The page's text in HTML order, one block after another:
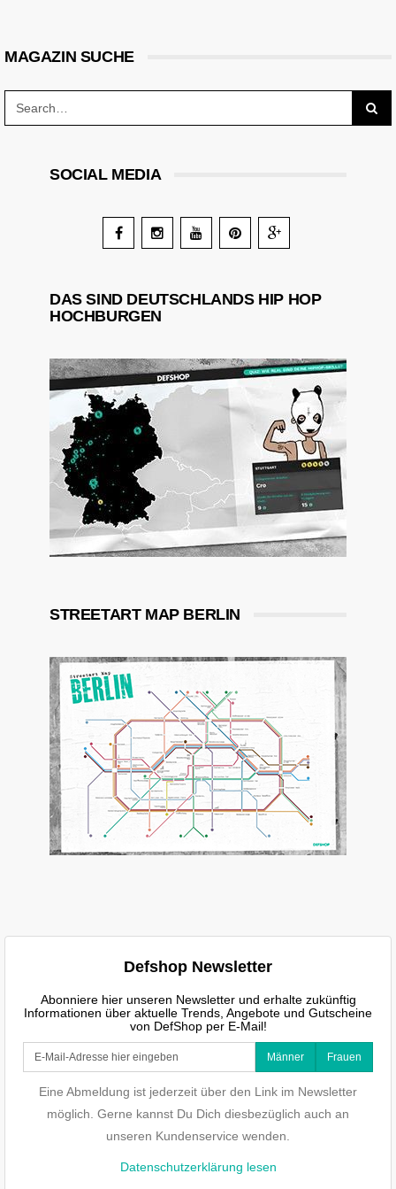
MAGAZIN SUCHE
SOCIAL MEDIA
DAS SIND DEUTSCHLANDS HIP HOP
HOCHBURGEN
STREETART MAP BERLIN
Defshop Newsletter
Abonniere hier unseren Newsletter und erhalte zukünftig
Informationen über aktuelle Trends, Angebote und Gutscheine
von DefShop per E-Mail!
Männer Frauen
Eine Abmeldung ist jederzeit über den Link im Newsletter
möglich. Gerne kannst Du Dich diesbezüglich auch an
unseren Kundenservice wenden.
Datenschutzerklärung lesen